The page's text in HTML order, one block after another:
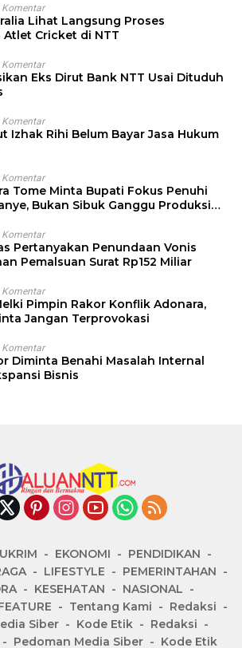
Komentar
Lihat Langsung Proses
Atlet Cricket di NTT
Komentar
Eks Dirut Bank NTT Usai Dituduh
Komentar
Izhak Rihi Belum Bayar Jasa Hukum
Komentar
Tome Minta Bupati Fokus Penuhi
Bukan Sibuk Ganggu Produksi
Komentar
Pertanyakan Penundaan Vonis
Pemalsuan Surat Rp152 Miliar
Komentar
Pimpin Rakor Konflik Adonara,
Jangan Terprovokasi
Komentar
Diminta Benahi Masalah Internal
Bisnis
EKONOMI
PENDIDIKAN
LIFESTYLE
PEMERINTAHAN
KESEHATAN
NASIONAL
Tentang Kami
Redaksi
Siber
Kode Etik
Redaksi
Pedoman Media Siber Kode Etik